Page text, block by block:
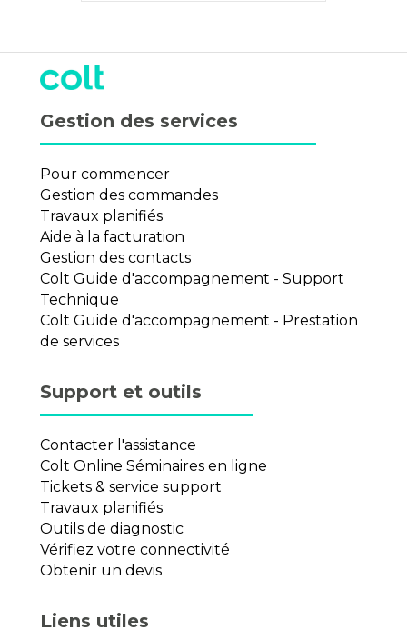
Gestion des services
Pour commencer
Gestion des commandes
Travaux planifiés
Aide à la facturation
Gestion des contacts
Colt Guide d'accompagnement - Support
Technique
Colt Guide d'accompagnement - Prestation
de services
Support et outils
Contacter l'assistance
Colt Online Séminaires en ligne
Tickets & service support
Travaux planifiés
Outils de diagnostic
Vérifiez votre connectivité
Obtenir un devis
Liens utiles